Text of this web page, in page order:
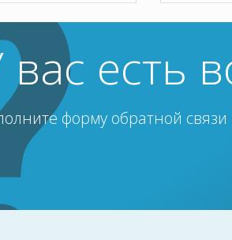
вас есть
форму обратной